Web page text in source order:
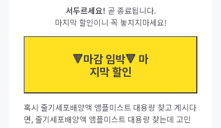
서두르세요! 곧 종료됩니다.
마지막 할인이니 꼭 놓치지마세요!
🔻마감 임박🔻 마
지막 할인
혹시 줄기세포배양액 앰플미스트 대용량 찾고 계시다
면, 줄기세포배양액 앰플미스트 대용량 찾는데 고민